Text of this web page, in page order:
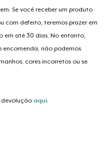
Se você receber um produto
com defeito, teremos prazer em
em até 30 dias. No entanto,
encomenda, não podemos
cores incorretos ou se
devolução aqui